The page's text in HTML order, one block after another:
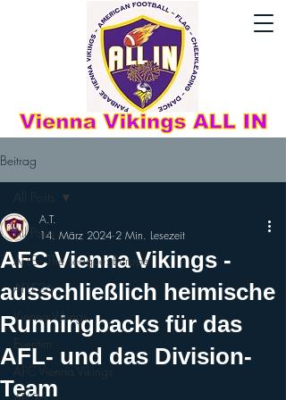
Beitrag
All Posts
AFLE - The League: Europe
AFLE26
Vienna Vikings
Eventim
AFC Vienna Vikings
All Posts
AFC Vienna Vikings -
ausschließlich heimische
Runningbacks für das
AFL- und das Division-
Team
A.T.
14. März 2024 2 Min. Lesezeit